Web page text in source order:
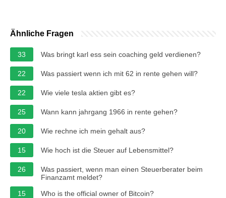
Ähnliche Fragen
33 Was bringt karl ess sein coaching geld verdienen?
22 Was passiert wenn ich mit 62 in rente gehen will?
22 Wie viele tesla aktien gibt es?
25 Wann kann jahrgang 1966 in rente gehen?
20 Wie rechne ich mein gehalt aus?
15 Wie hoch ist die Steuer auf Lebensmittel?
26
Was passiert, wenn man einen Steuerberater beim
Finanzamt meldet?
15
Who is the official owner of Bitcoin?